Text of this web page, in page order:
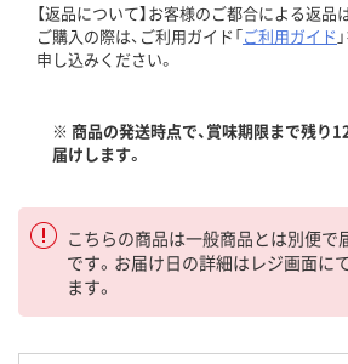
【返品について】お客様のご都合による返品
ご購入の際は、ご利用ガイド「ご利用ガイド
申し込みください。
※ 商品の発送時点で、賞味期限まで残り
届けします。
こちらの商品は一般商品とは別便で
です。お届け日の詳細はレジ画面に
ます。